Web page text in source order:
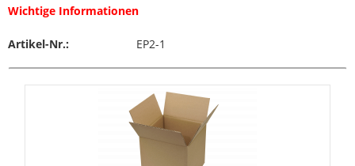
Wichtige Informationen
Artikel-Nr.: EP2-1